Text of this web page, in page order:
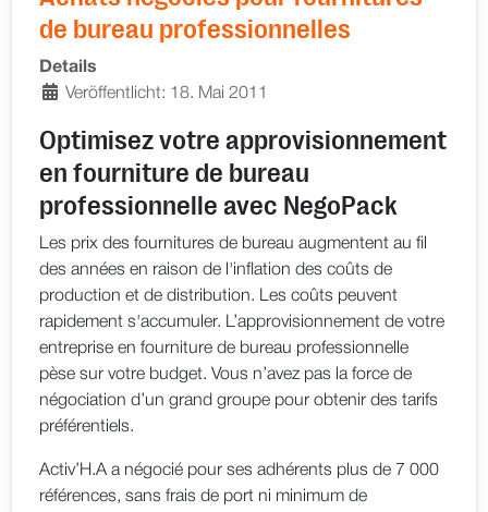
de bureau professionnelles
Details
Veröffentlicht: 18. Mai 2011
Optimisez votre approvisionnement
en fourniture de bureau
professionnelle avec NegoPack
Les prix des fournitures de bureau augmentent au fil
des années en raison de l'inflation des coûts de
production et de distribution. Les coûts peuvent
rapidement s'accumuler. L’approvisionnement de votre
entreprise en fourniture de bureau professionnelle
pèse sur votre budget. Vous n’avez pas la force de
négociation d’un grand groupe pour obtenir des tarifs
préférentiels.
Activ’H.A a négocié pour ses adhérents plus de 7 000
références, sans frais de port ni minimum de